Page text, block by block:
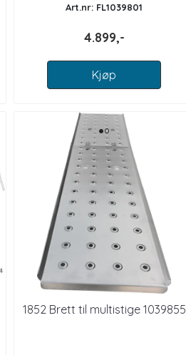
Art.nr: FL1039801
4.899,-
Kjøp
1852 Brett til multistige 1039855